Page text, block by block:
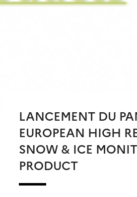
LANCEMENT DU
EUROPEAN HIGH
SNOW & ICE
PRODUCT